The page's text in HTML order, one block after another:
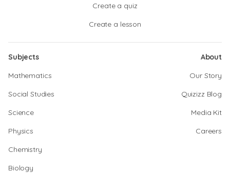
Create a quiz
Create a lesson
Subjects
Mathematics
Social Studies
Science
Physics
Chemistry
Biology
About
Our Story
Quizizz Blog
Media Kit
Careers